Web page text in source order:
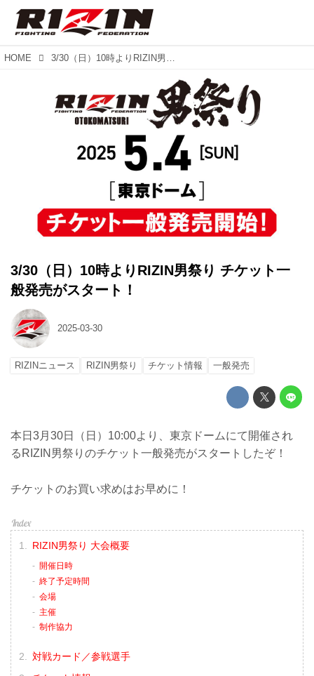
HOME 3/30（日）10時よりRIZIN男祭り チケット一般発売がスタート！
3/30（日）10時よりRIZIN男祭り チケット一
般発売がスタート！
2025-03-30
RIZINニュース RIZIN男祭り チケット情報 一般発売
本日3月30日（日）10:00より、東京ドームにて開催され
るRIZIN男祭りのチケット一般発売がスタートしたぞ！
チケットのお買い求めはお早めに！
RIZIN男祭り 大会概要
開催日時
終了予定時間
会場
主催
制作協力
対戦カード／参戦選手